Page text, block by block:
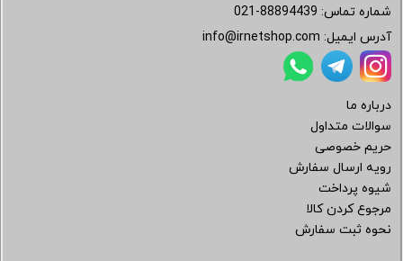
شماره تماس: 021-88894439
آدرس ایمیل: info@irnetshop.com
درباره ما
سوالات متداول
حریم خصوصی
رویه ارسال سفارش
شیوه پرداخت
مرجوع کردن کالا
نحوه ثبت سفارش